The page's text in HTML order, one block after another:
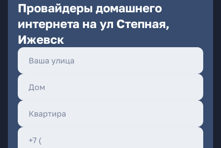
Провайдеры домашнего
интернета на ул Степная,
Ижевск